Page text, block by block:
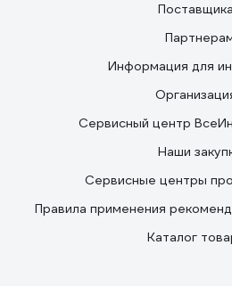
Информация для
Сервисный центр
Наши
Сервисные центры
Правила применения
Каталог